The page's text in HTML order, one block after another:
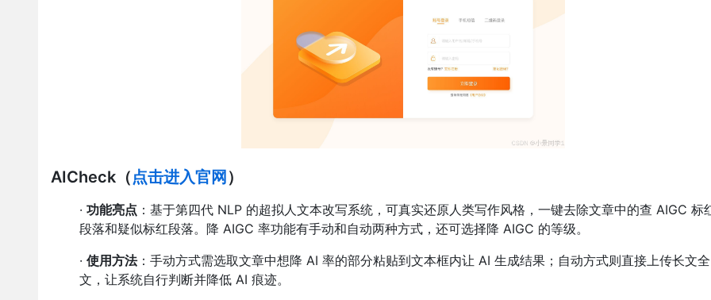
AICheck （点击进入官网 ）
· 功能亮点 ：基于第四代 NLP 的超拟人文本改写系统，可真实还原人类写作风格，一键去除文章中的查 AIGC 标
段落和疑似标红段落。降 AIGC 率功能有手动和自动两种方式，还可选择降 AIGC 的等级。
· 使用方法：手动方式需选取文章中想降 AI 率的部分粘贴到文本框内让 AI 生成结果；自动方式则直接上传长文全
文，让系统自行判断并降低 AI 痕迹。